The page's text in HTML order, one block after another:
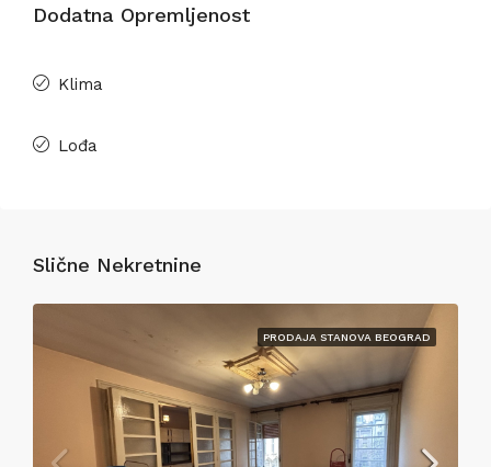
Dodatna Opremljenost
Klima
Lođa
Slične Nekretnine
PRODAJA STANOVA BEOGRAD